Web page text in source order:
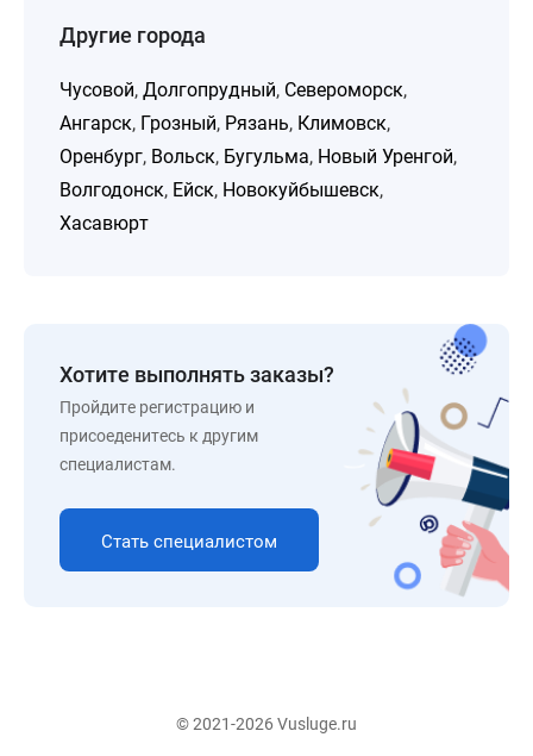
Другие города
Чусовой, Долгопрудный, Североморск,
Ангарск, Грозный, Рязань, Климовск,
Оренбург, Вольск, Бугульма, Новый Уренгой,
Волгодонск, Ейск, Новокуйбышевск,
Хасавюрт
Хотите выполнять заказы?
Пройдите регистрацию и
присоеденитесь к другим
специалистам.
Стать специалистом
© 2021-2026 Vusluge.ru